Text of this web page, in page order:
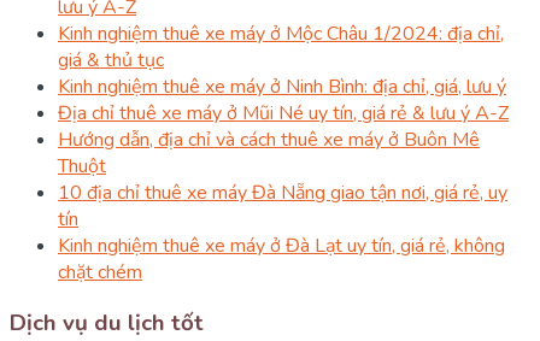
lưu ý A-Z
Kinh nghiệm thuê xe máy ở Mộc Châu 1/2024: địa chỉ,
giá & thủ tục
Kinh nghiệm thuê xe máy ở Ninh Bình: địa chỉ, giá, lưu ý
Địa chỉ thuê xe máy ở Mũi Né uy tín, giá rẻ & lưu ý A-Z
Hướng dẫn, địa chỉ và cách thuê xe máy ở Buôn Mê
Thuột
10 địa chỉ thuê xe máy Đà Nẵng giao tận nơi, giá rẻ, uy
tín
Kinh nghiệm thuê xe máy ở Đà Lạt uy tín, giá rẻ, không
chặt chém
Dịch vụ du lịch tốt